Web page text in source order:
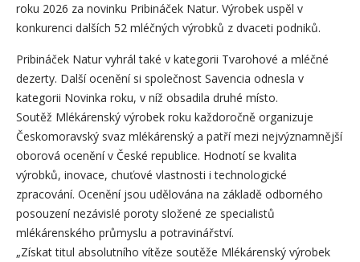
roku 2026 za novinku Pribináček Natur. Výrobek uspěl v
konkurenci dalších 52 mléčných výrobků z dvaceti podniků.
Pribináček Natur vyhrál také v kategorii Tvarohové a mléčné
dezerty. Další ocenění si společnost Savencia odnesla v
kategorii Novinka roku, v níž obsadila druhé místo.
Soutěž Mlékárenský výrobek roku každoročně organizuje
Českomoravský svaz mlékárenský a patří mezi nejvýznamnější
oborová ocenění v České republice. Hodnotí se kvalita
výrobků, inovace, chuťové vlastnosti i technologické
zpracování. Ocenění jsou udělována na základě odborného
posouzení nezávislé poroty složené ze specialistů
mlékárenského průmyslu a potravinářství.
„Získat titul absolutního vítěze soutěže Mlékárenský výrobek